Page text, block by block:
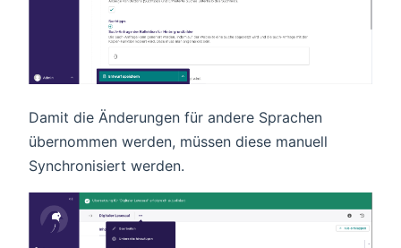
Damit die Änderungen für andere Sprachen
übernommen werden, müssen diese manuell
Synchronisiert werden.